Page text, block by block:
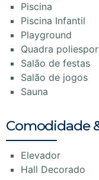
Piscina
Piscina Infantil
Playground
Quadra
Salão de festas
Salão de jogos
Sauna
Comodidade
Elevador
Hall Decorado